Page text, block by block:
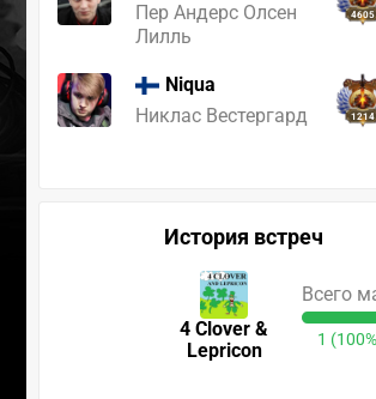
Пер Андерс Олсен
Лилль
4605
Niqua
Никлас Вестергард
1214
История встреч
4 Clover &
Lepricon
Всего
1